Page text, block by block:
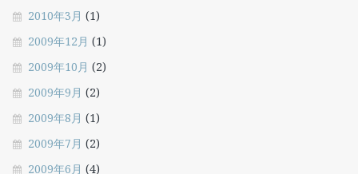
2010年3月 (1)
2009年12月 (1)
2009年10月 (2)
2009年9月 (2)
2009年8月 (1)
2009年7月 (2)
2009年6月 (4)